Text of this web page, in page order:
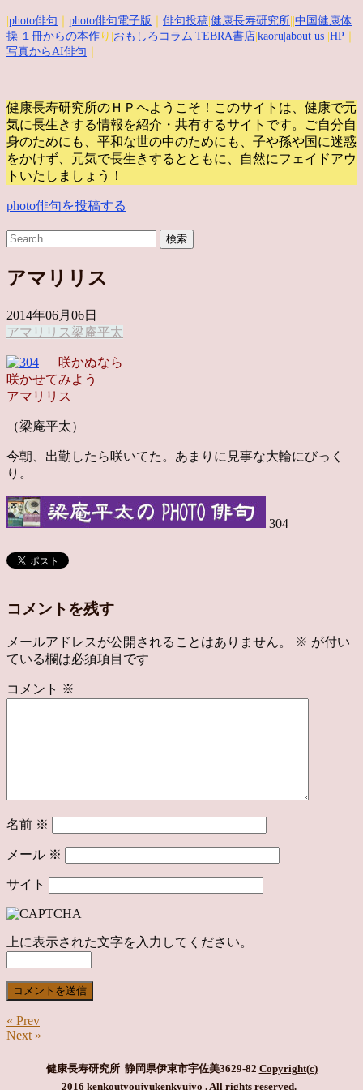
photo俳句 photo俳句電子版 俳句投稿 健康長寿研究所 中国健康体
操 １冊からの本作 り| おもしろコラム TEBRA書店 kaoru |about us HP
写真からAI俳句
健康長寿研究所のＨＰへようこそ！このサイトは、健康で元
気に長生きする情報を紹介・共有するサイトです。
ご自分自
身のためにも、平和な世の中のためにも、子や孫や国に迷惑
をかけず、元気で長生きするとともに、自然にフェイドアウ
トいたしましょう！
photo俳句を投稿する
アマリリス
2014年06月06日
アマリリス 梁庵平太
咲かぬなら
咲かせてみよう
アマリリス
（梁庵平太）
今朝、出勤したら咲いてた。あまりに見事な大輪にびっく
り。
304
コメントを残す
メールアドレスが公開されることはありません。 ※ が付い
ている欄は必須項目です
コメント ※
名前 ※
メール ※
サイト
上に表示された文字を入力してください。
« Prev
Next »
健康長寿研究所 静岡県伊東市宇佐美3629-82 Copyright(c)
2016 kenkoutyoujyukenkyujyo . All rights reserved.